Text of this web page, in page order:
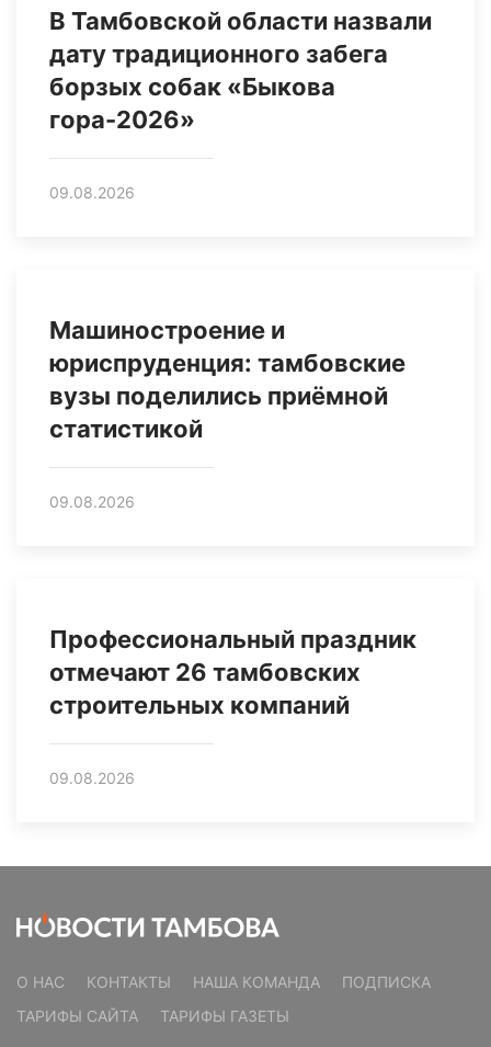
В Тамбовской области назвали
дату традиционного забега
борзых собак «Быкова
гора-2026»
09.08.2026
Машиностроение и
юриспруденция: тамбовские
вузы поделились приёмной
статистикой
09.08.2026
Профессиональный праздник
отмечают 26 тамбовских
строительных компаний
09.08.2026
О НАС КОНТАКТЫ НАША КОМАНДА
ПОДПИСКА
ТАРИФЫ САЙТА
ТАРИФЫ ГАЗЕТЫ